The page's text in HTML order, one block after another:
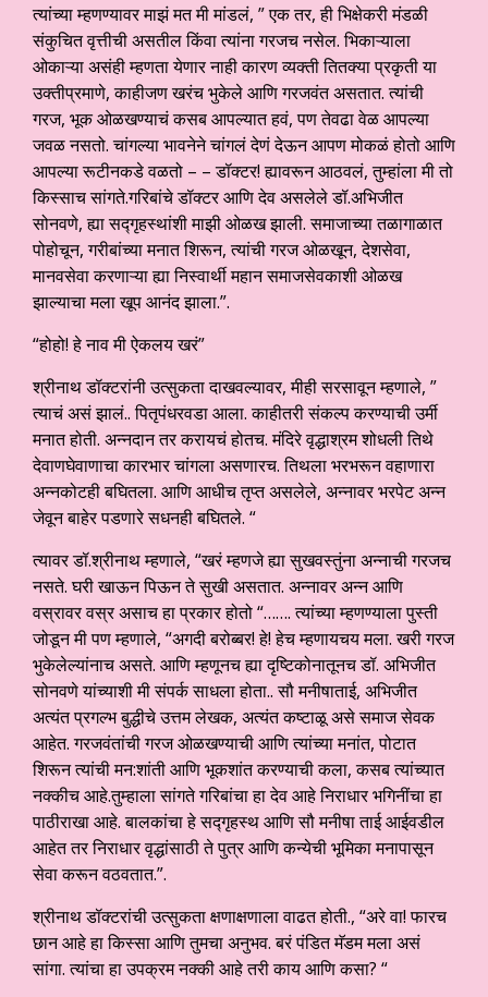
त्यांच्या म्हणण्यावर माझं मत मी मांडलं, ” एक तर, ही भिक्षेकरी मंडळी
संकुचित वृत्तीची असतील किंवा त्यांना गरजच नसेल. भिकाऱ्याला
ओकाऱ्या असंही म्हणता येणार नाही कारण व्यक्ती तितक्या प्रकृती या
उक्तीप्रमाणे, काहीजण खरंच भुकेले आणि गरजवंत असतात. त्यांची
गरज, भूक ओळखण्याचं कसब आपल्यात हवं, पण तेवढा वेळ आपल्या
जवळ नसतो. चांगल्या भावनेने चांगलं देणं देऊन आपण मोकळं होतो आणि
आपल्या रूटीनकडे वळतो – – डॉक्टर! ह्यावरून आठवलं, तुम्हांला मी तो
किस्साच सांगते.गरिबांचे डॉक्टर आणि देव असलेले डॉ.अभिजीत
सोनवणे, ह्या सद्गृहस्थांशी माझी ओळख झाली. समाजाच्या तळागाळात
पोहोचून, गरीबांच्या मनात शिरून, त्यांची गरज ओळखून, देशसेवा,
मानवसेवा करणाऱ्या ह्या निस्वार्थी महान समाजसेवकाशी ओळख
झाल्याचा मला खूप आनंद झाला.”.
“होहो! हे नाव मी ऐकलय खरं”
श्रीनाथ डॉक्टरांनी उत्सुकता दाखवल्यावर, मीही सरसावून म्हणाले, ”
त्याचं असं झालं.. पितृपंधरवडा आला. काहीतरी संकल्प करण्याची उर्मी
मनात होती. अन्नदान तर करायचं होतच. मंदिरे वृद्धाश्रम शोधली तिथे
देवाणघेवाणाचा कारभार चांगला असणारच. तिथला भरभरून वहाणारा
अन्नकोटही बघितला. आणि आधीच तृप्त असलेले, अन्नावर भरपेट अन्न
जेवून बाहेर पडणारे सधनही बघितले. “
त्यावर डॉ.श्रीनाथ म्हणाले, “खरं म्हणजे ह्या सुखवस्तुंना अन्नाची गरजच
नसते. घरी खाऊन पिऊन ते सुखी असतात. अन्नावर अन्न आणि
वस्रावर वस्र असाच हा प्रकार होतो “……. त्यांच्या म्हणण्याला पुस्ती
जोडून मी पण म्हणाले, “अगदी बरोब्बर! हे! हेच म्हणायचय मला. खरी गरज
भुकेलेल्यांनाच असते. आणि म्हणूनच ह्या दृष्टिकोनातूनच डॉ. अभिजीत
सोनवणे यांच्याशी मी संपर्क साधला होता.. सौ मनीषाताई, अभिजीत
अत्यंत प्रगल्भ बुद्धीचे उत्तम लेखक, अत्यंत कष्टाळू असे समाज सेवक
आहेत. गरजवंतांची गरज ओळखण्याची आणि त्यांच्या मनांत, पोटात
शिरून त्यांची मन:शांती आणि भूकशांत करण्याची कला, कसब त्यांच्यात
नक्कीच आहे.तुम्हाला सांगते गरिबांचा हा देव आहे निराधार भगिनींचा हा
पाठीराखा आहे. बालकांचा हे सद्गृहस्थ आणि सौ मनीषा ताई आईवडील
आहेत तर निराधार वृद्धांसाठी ते पुत्र आणि कन्येची भूमिका मनापासून
सेवा करून वठवतात.”.
श्रीनाथ डॉक्टरांची उत्सुकता क्षणाक्षणाला वाढत होती., “अरे वा! फारच
छान आहे हा किस्सा आणि तुमचा अनुभव. बरं पंडित मॅडम मला असं
सांगा. त्यांचा हा उपक्रम नक्की आहे तरी काय आणि कसा? “